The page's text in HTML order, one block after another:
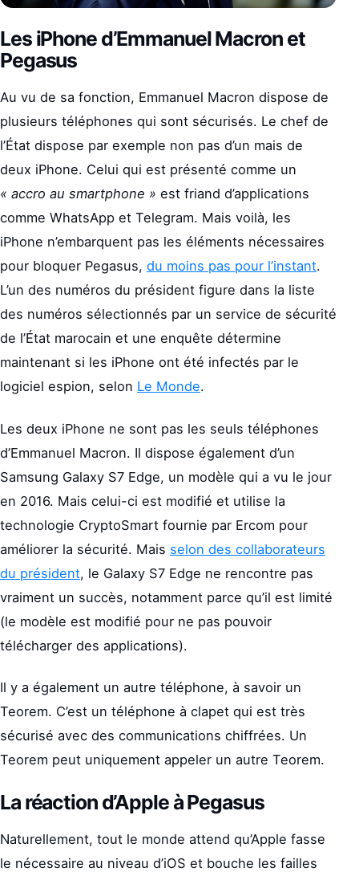
Les iPhone d’Emmanuel Macron et
Pegasus
Au vu de sa fonction, Emmanuel Macron dispose de
plusieurs téléphones qui sont sécurisés. Le chef de
l’État dispose par exemple non pas d’un mais de
deux iPhone. Celui qui est présenté comme un
« accro au smartphone » est friand d’applications
comme WhatsApp et Telegram. Mais voilà, les
iPhone n’embarquent pas les éléments nécessaires
pour bloquer Pegasus, du moins pas pour l’instant.
L’un des numéros du président figure dans la liste
des numéros sélectionnés par un service de sécurité
de l’État marocain et une enquête détermine
maintenant si les iPhone ont été infectés par le
logiciel espion, selon Le Monde.
Les deux iPhone ne sont pas les seuls téléphones
d’Emmanuel Macron. Il dispose également d’un
Samsung Galaxy S7 Edge, un modèle qui a vu le jour
en 2016. Mais celui-ci est modifié et utilise la
technologie CryptoSmart fournie par Ercom pour
améliorer la sécurité. Mais selon des collaborateurs
du président, le Galaxy S7 Edge ne rencontre pas
vraiment un succès, notamment parce qu’il est limité
(le modèle est modifié pour ne pas pouvoir
télécharger des applications).
Il y a également un autre téléphone, à savoir un
Teorem. C’est un téléphone à clapet qui est très
sécurisé avec des communications chiffrées. Un
Teorem peut uniquement appeler un autre Teorem.
La réaction d’Apple à Pegasus
Naturellement, tout le monde attend qu’Apple fasse
le nécessaire au niveau d’iOS et bouche les failles